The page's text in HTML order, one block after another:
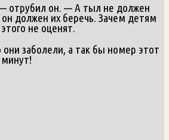
отрубил он. — А тыл не должен
должен их беречь. Зачем детям
не оценят.
заболели, а так бы номер этот